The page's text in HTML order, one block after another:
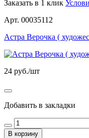
Заказать в 1 клик
Арт. 00035112
Астра Верочка (
24 руб./шт
Добавить в закладки
В корзину